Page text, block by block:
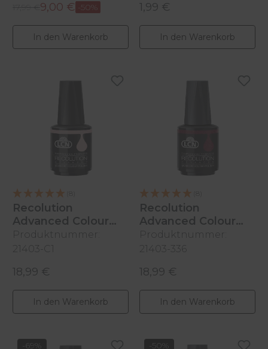
Verkaufspreis:
Regulärer Preis:
9,00 € -50%
In den Warenkorb
Regulärer Preis:
1,99 €
In den Warenkorb
Recolution
Advanced Colour
Polish
Soft Beige, 10ml
Produktnummer:
21403-C1
Regulärer Preis:
18,99 €
In den Warenkorb
Recolution
Advanced Colour
Polish
Rubin Red, 10ml
Produktnummer:
21403-336
Regulärer Preis:
18,99 €
In den Warenkorb
-69% -50%